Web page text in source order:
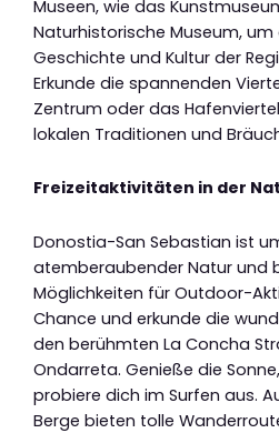
Museen, wie das
Naturhistorische Museum, um
Geschichte und Kultur der
Erkunde die spannenden
Zentrum oder das
lokalen Traditionen und
Freizeitaktivitäten in der
Donostia-San Sebastian ist
atemberaubender Natur und
Möglichkeiten für Outdoor-
Chance und erkunde die
den berühmten La Concha
Ondarreta. Genieße die
probiere dich im Surfen aus.
Berge bieten tolle